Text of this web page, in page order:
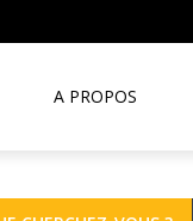
A PROPOS